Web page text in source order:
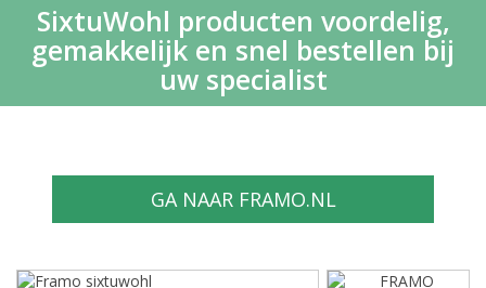
SixtuWohl producten voordelig,
gemakkelijk en snel bestellen bij
uw specialist
GA NAAR FRAMO.NL